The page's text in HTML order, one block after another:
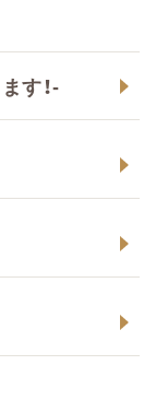
す！-